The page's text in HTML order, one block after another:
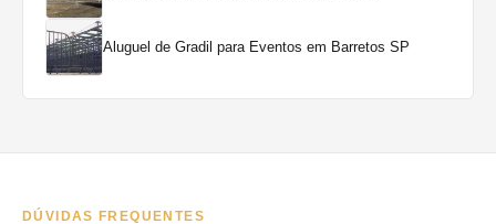
Aluguel de Gradil para Eventos em Barretos SP
DÚVIDAS FREQUENTES